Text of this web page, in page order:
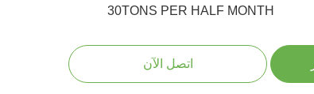
30TONS PER HALF MONTH
اتصل الآن